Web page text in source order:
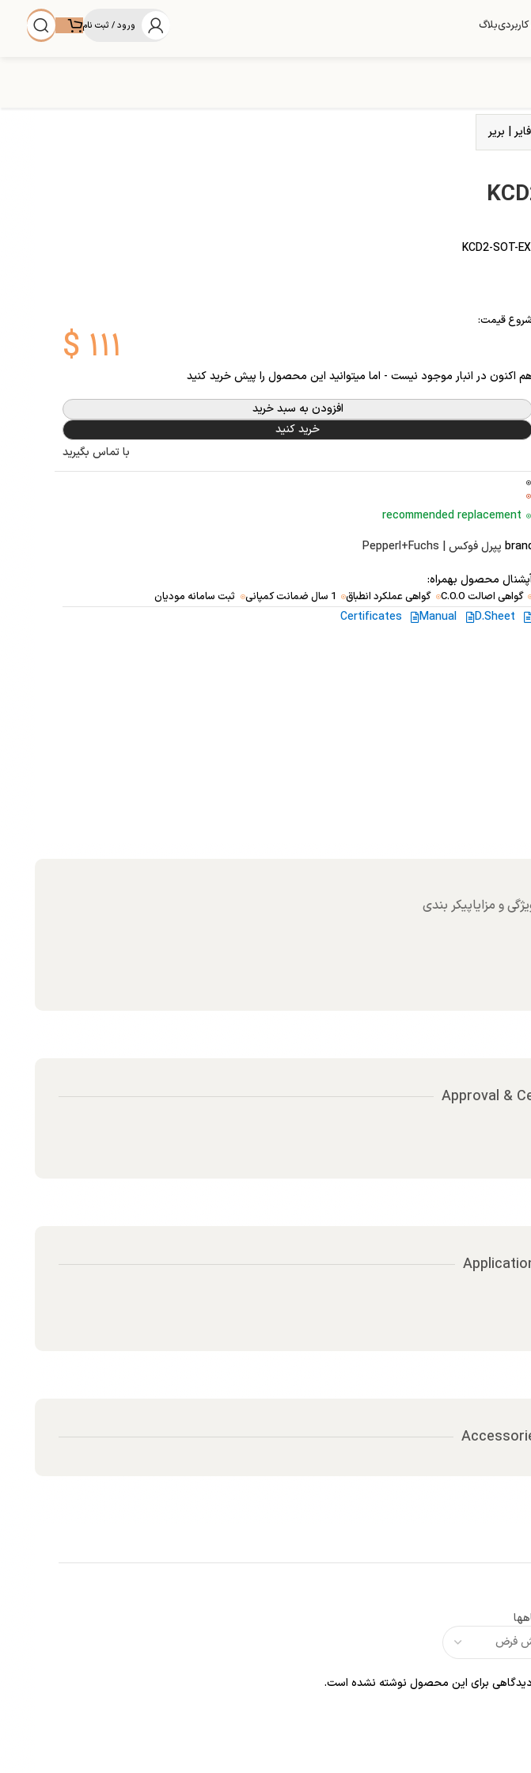
بلاگ ورود / ثبت نام
بریر
شروع قیمت:
$ ۱۱۱
هم اکنون در انبار موجود نیست - اما میتوانید این محصول را پیش خرید کنید
افزودن به سبد خرید
خرید کنید
با تماس بگیرید
recommended replacement
پپرل فوکس | Pepperl+Fuchs
محصول بهمراه:
گواهی اصالت C.O.O گواهی عملکرد انطباق 1 سال ضمانت کمپانی ثبت سامانه مودیان
D.Sheet
Manual
Certificates
و مزایاپیکر بندی
Approval &
برای این محصول نوشته نشده است.